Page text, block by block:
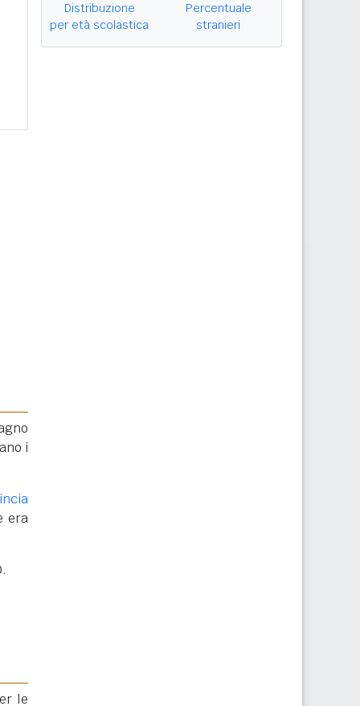
i
era
le
Distribuzione
per età scolastica
Percentuale
stranieri